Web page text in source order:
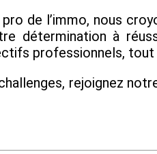
de l’immo, nous
détermination à
professionnels, tout
rejoignez